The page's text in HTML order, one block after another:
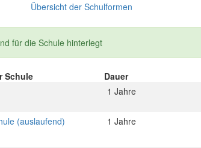
Übersicht der Schulformen
für die Schule hinterlegt
Schule Dauer
1 Jahre
(auslaufend)
1 Jahre